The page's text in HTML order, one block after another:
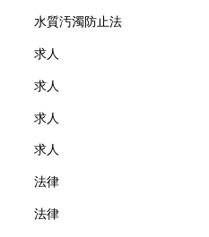
水質汚濁防止法
求人
求人
求人
求人
法律
法律